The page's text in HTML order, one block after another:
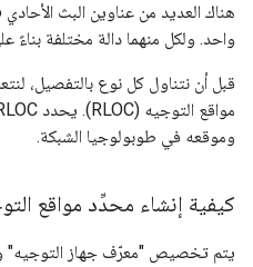
واحد. ولكل منهما دالة مختلفة بناءً
قبل أن نتناول كل نوع بالتفصيل،
وموقعه في طوبولوجيا الشبكة.
كيفية إنشاء محدِّد مواقع
يتم تخصيص "معرّف جهاز التوجيه"